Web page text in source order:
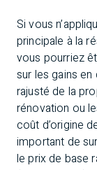
Si vous
principale à la
vous pourriez
sur les gains
rajusté de la
rénovation ou
coût d’origine
important de
le prix de base